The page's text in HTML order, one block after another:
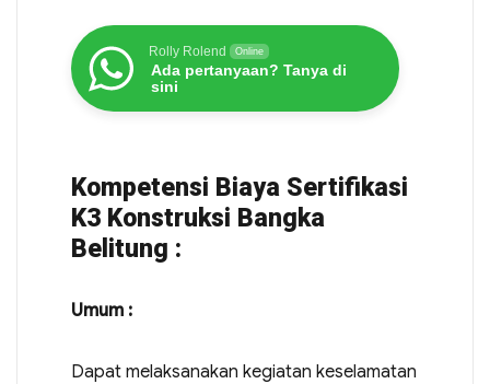
Rolly Rolend Online
Ada pertanyaan? Tanya di
sini
Kompetensi Biaya Sertifikasi
K3 Konstruksi Bangka
Belitung :
Umum :
Dapat melaksanakan kegiatan keselamatan